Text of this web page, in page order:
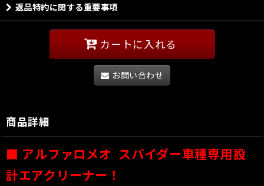
返品特約に関する重要事項
カートに入れる
お問い合わせ
商品詳細
■ アルファロメオ スパイダー車種専用設
計エアクリーナー！